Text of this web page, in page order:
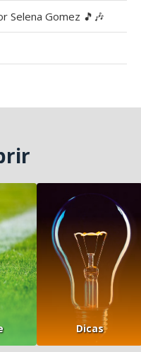
Selena Gomez 🎵🎶
Dicas